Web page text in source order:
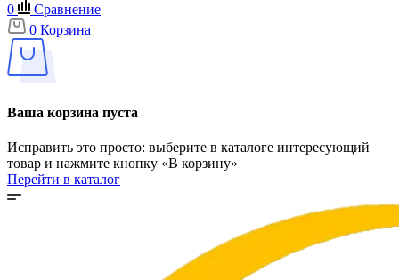
0
Сравнение
0 Корзина
Ваша корзина пуста
Исправить это просто: выберите в каталоге интересующий
товар и нажмите кнопку «В корзину»
Перейти в каталог